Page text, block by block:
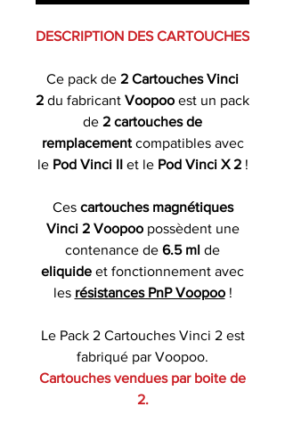
DESCRIPTION DES CARTOUCHES
Ce pack de 2 Cartouches Vinci
2 du fabricant Voopoo est un pack
de 2 cartouches de
remplacementcompatibles avec
le Pod VinciIIet le Pod Vinci X 2!
Ces cartouches magnétiques
Vinci 2 Voopoopossèdent une
contenance de 6.5 ml de
eliquide et fonctionnement avec
les résistances PnP Voopoo!
Le Pack 2 Cartouches Vinci 2 est
fabriqué par Voopoo.
Cartouches vendues par boite de
2.